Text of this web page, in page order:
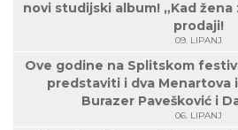
novi studijski album! „Kad žena
prodaji!
09. LIPANJ
Ove godine na Splitskom
predstaviti i dva Menartova
Burazer Pavešković i
06. LIPANJ